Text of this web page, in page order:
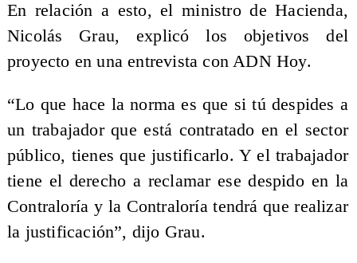
En relación a esto, el ministro de Hacienda,
Nicolás Grau, explicó los objetivos del
proyecto en una entrevista con ADN Hoy.
“Lo que hace la norma es que si tú despides a
un trabajador que está contratado en el sector
público, tienes que justificarlo. Y el trabajador
tiene el derecho a reclamar ese despido en la
Contraloría y la Contraloría tendrá que realizar
la justificación”, dijo Grau.